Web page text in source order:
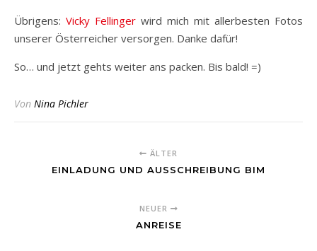
Übrigens: Vicky Fellinger wird mich mit allerbesten Fotos
unserer Österreicher versorgen. Danke dafür!
So… und jetzt gehts weiter ans packen. Bis bald! =)
Von Nina Pichler
ÄLTER
EINLADUNG UND AUSSCHREIBUNG BIM
NEUER
ANREISE